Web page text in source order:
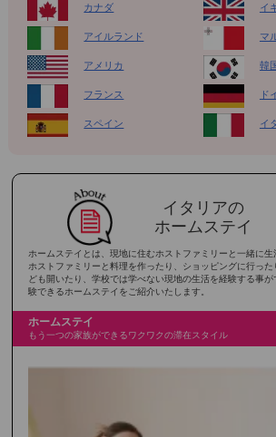
カナダ イ
アイルランド マ
アメリカ 韓
フランス ド
スペイン イ
イタリアの
ホームステイ
ホームステイとは、現地に住むホストファミリーと一緒に生
ホストファミリーと料理を作ったり、ショッピングに行っ
ども開いたり、学校では学べない現地の生活を経験する事
験できるホームステイをご紹介いたします。
ホームステイ
もう一つの家族ができるワクワクの滞在スタイル